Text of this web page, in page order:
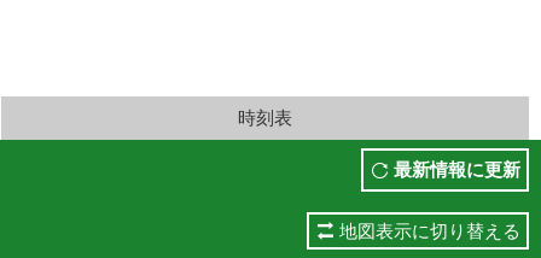
時刻表
最新情報に更新
地図表示に切り替える